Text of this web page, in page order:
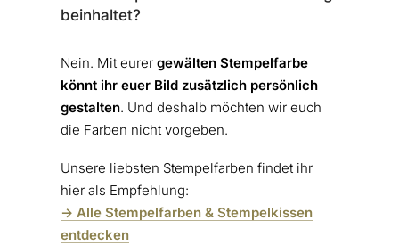
beinhaltet?
Nein. Mit eurer gewälten Stempelfarbe
könnt ihr euer Bild zusätzlich persönlich
gestalten. Und deshalb möchten wir euch
die Farben nicht vorgeben.
Unsere liebsten Stempelfarben findet ihr
hier als Empfehlung:
-> Alle Stempelfarben & Stempelkissen
entdecken